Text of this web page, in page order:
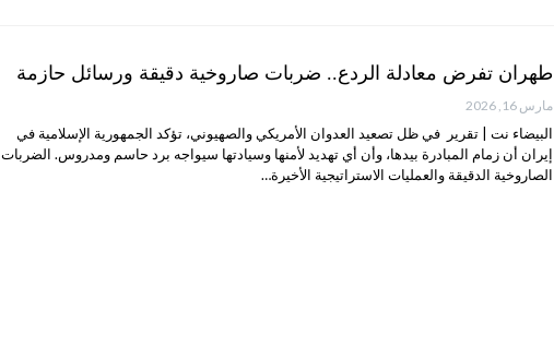
طهران تفرض معادلة الردع.. ضربات صاروخية دقيقة ورسائل حازمة
مارس 16, 2026
البيضاء نت | تقرير في ظل تصعيد العدوان الأمريكي والصهيوني، تؤكد الجمهورية الإسلامية في
إيران أن زمام المبادرة بيدها، وأن أي تهديد لأمنها وسيادتها سيواجه برد حاسم ومدروس. الضربات
الصاروخية الدقيقة والعمليات الاستراتيجية الأخيرة…